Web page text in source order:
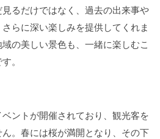
るだけではなく、過去の出来事や
らに深い楽しみを提供してくれま
の美しい景色も、一緒に楽しむこ
。
ントが開催されており、観光客を
。春には桜が満開となり、その下